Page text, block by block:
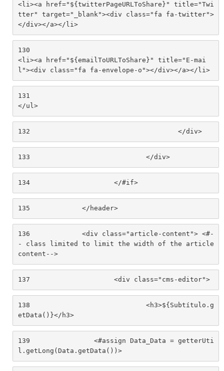
<li><a href="${twitterPageURLToShare}" title="Twi
tter" target="_blank"><div class="fa fa-twitter">
</div></a></li>
130
<li><a href="${emailToURLToShare}" title="E-mai
l"><div class="fa fa-envelope-o"></div></a></li>
131
</ul>
132
					</div>
133
				</div>
134
			</#if>
135
		</header>
136
- class limited to limit the width of the article
content-->
137
			<div class="cms-editor">
138
etData()}</h3>
139
                <#assign Data_Data = getterUti
l.getLong(Data.getData())>